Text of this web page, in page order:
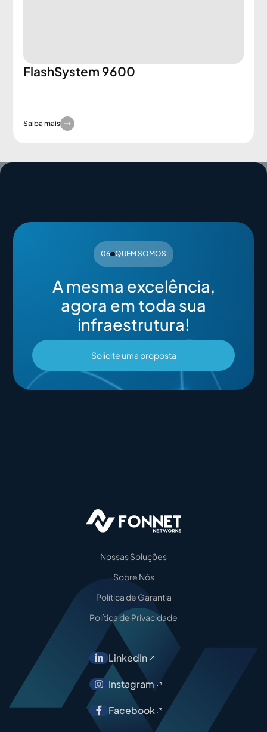
FlashSystem 9600
Saiba mais
06 QUEM SOMOS
A mesma excelência,
agora em toda sua
infraestrutura!
Solicite uma proposta
Nossas Soluções
Sobre Nós
Política de Garantia
Política de Privacidade
LinkedIn
Instagram
Facebook